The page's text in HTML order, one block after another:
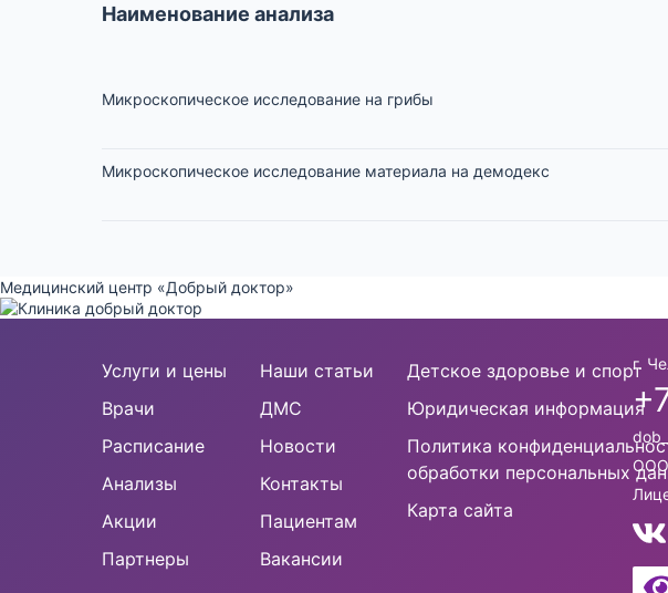
Наименование анализа
Микроскопическое исследование на грибы
Микроскопическое исследование материала на демодекс
Медицинский центр «Добрый доктор»
Услуги и цены
Врачи
Расписание
Анализы
Акции
Партнеры
Наши статьи
ДМС
Новости
Контакты
Пациентам
Вакансии
Детское здоровье и спорт
Юридическая информация
Политика
обработки персональных
Карта сайта
г.
ООО